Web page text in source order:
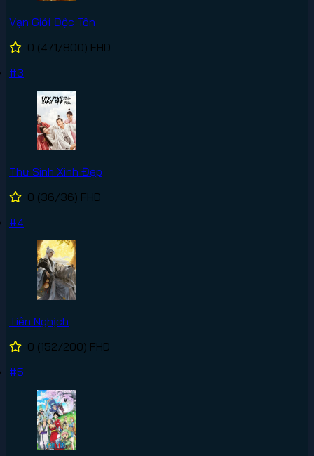
Vạn Giới Độc Tôn
0 (471/800) FHD
#3
Thư Sinh Xinh Đẹp
0 (36/36) FHD
#4
Tiên Nghịch
0 (152/200) FHD
#5